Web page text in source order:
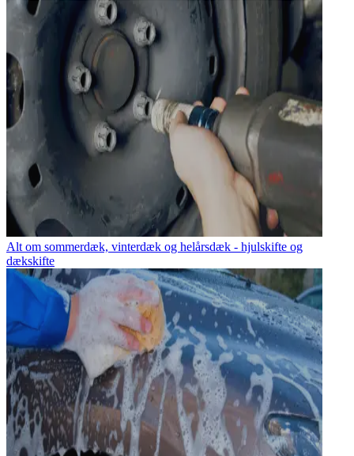
Alt om sommerdæk, vinterdæk og helårsdæk - hjulskifte og
dækskifte